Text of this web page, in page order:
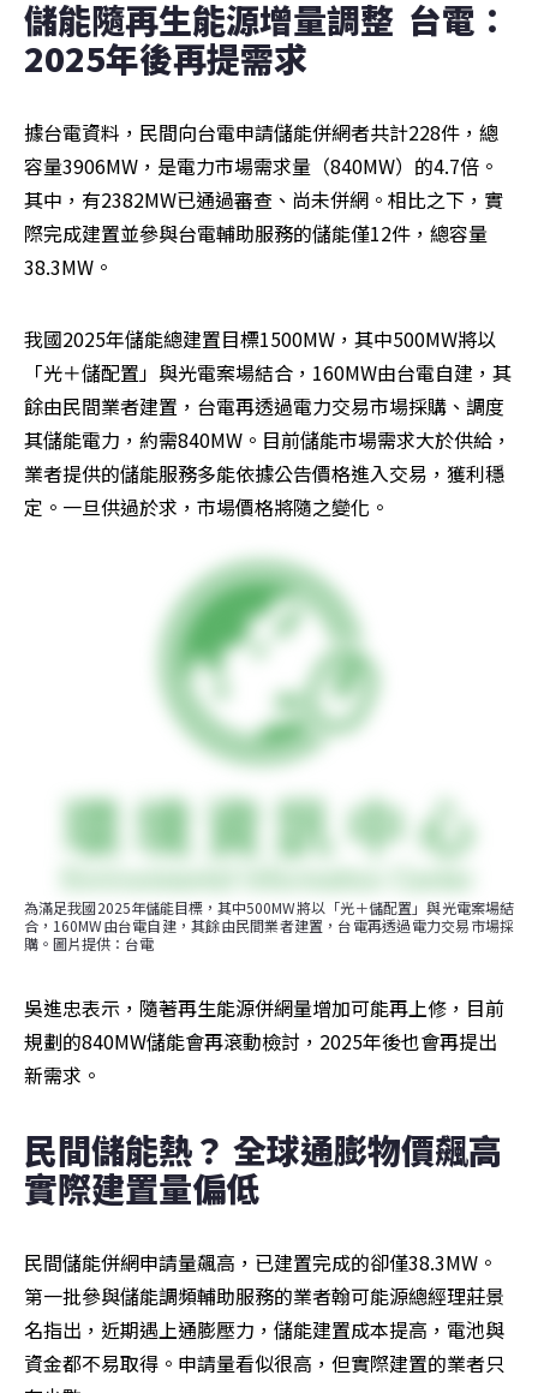
儲能隨再生能源增量調整  台電：
2025年後再提需求
據台電資料，民間向台電申請儲能併網者共計228件，總
容量3906MW，是電力市場需求量（840MW）的4.7倍。
其中，有2382MW已通過審查、尚未併網。相比之下，實
際完成建置並參與台電輔助服務的儲能僅12件，總容量
38.3MW。
我國2025年儲能總建置目標1500MW，其中500MW將以
「光＋儲配置」與光電案場結合，160MW由台電自建，其
餘由民間業者建置，台電再透過電力交易市場採購、調度
其儲能電力，約需840MW。目前儲能市場需求大於供給，
業者提供的儲能服務多能依據公告價格進入交易，獲利穩
定。一旦供過於求，市場價格將隨之變化。
為滿足我國2025年儲能目標，其中500MW將以「光＋儲配置」與光電案場結
合，160MW由台電自建，其餘由民間業者建置，台電再透過電力交易市場採
購。圖片提供：台電
吳進忠表示，隨著再生能源併網量增加可能再上修，目前
規劃的840MW儲能會再滾動檢討，2025年後也會再提出
新需求。
民間儲能熱？ 全球通膨物價飆高
實際建置量偏低
民間儲能併網申請量飆高，已建置完成的卻僅38.3MW。
第一批參與儲能調頻輔助服務的業者翰可能源總經理莊景
名指出，近期遇上通膨壓力，儲能建置成本提高，電池與
資金都不易取得。申請量看似很高，但實際建置的業者只